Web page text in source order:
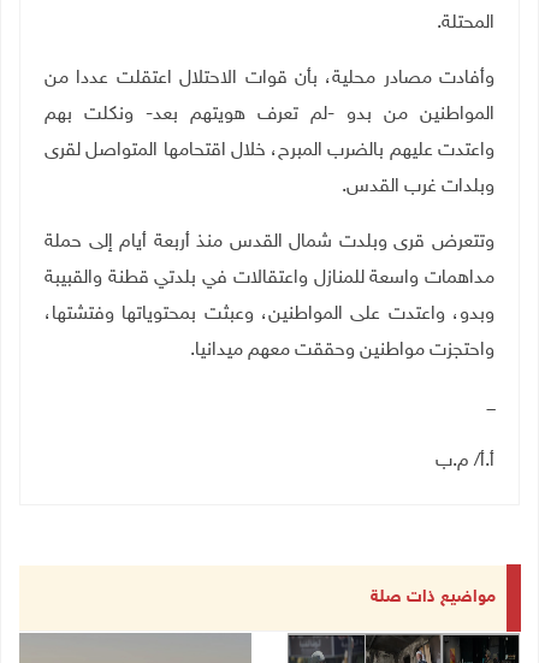
المحتلة.
وأفادت مصادر محلية، بأن قوات الاحتلال اعتقلت عددا من
المواطنين من بدو -لم تعرف هويتهم بعد- ونكلت بهم
واعتدت عليهم بالضرب المبرح، خلال اقتحامها المتواصل لقرى
وبلدات غرب القدس.
وتتعرض قرى وبلدت شمال القدس منذ أربعة أيام إلى حملة
مداهمات واسعة للمنازل واعتقالات في بلدتي قطنة والقبيبة
وبدو، واعتدت على المواطنين، وعبثت بمحتوياتها وفتشتها،
واحتجزت مواطنين وحققت معهم ميدانيا.
ـــ
أ.أ/ م.ب
مواضيع ذات صلة